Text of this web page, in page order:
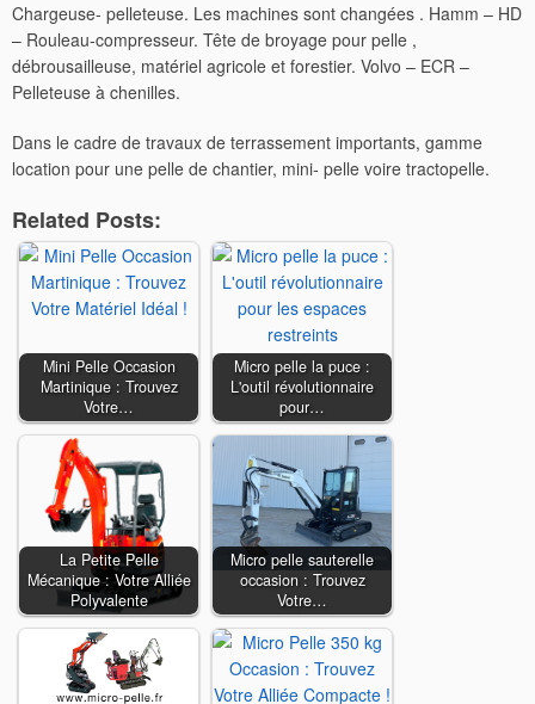
Chargeuse- pelleteuse. Les machines sont changées . Hamm – HD
– Rouleau-compresseur. Tête de broyage pour pelle ,
débrousailleuse, matériel agricole et forestier. Volvo – ECR –
Pelleteuse à chenilles.
Dans le cadre de travaux de terrassement importants, gamme
location pour une pelle de chantier, mini- pelle voire tractopelle.
Related Posts:
Mini Pelle Occasion
Martinique : Trouvez
Votre…
Micro pelle la puce :
L'outil révolutionnaire
pour…
La Petite Pelle
Mécanique : Votre Alliée
Polyvalente
Micro pelle sauterelle
occasion : Trouvez
Votre…